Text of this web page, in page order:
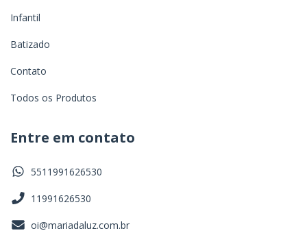
Infantil
Batizado
Contato
Todos os Produtos
Entre em contato
5511991626530
11991626530
oi@mariadaluz.com.br